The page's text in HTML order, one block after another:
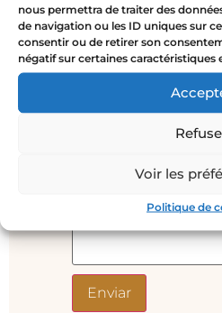
nous permettra de traiter des
de navigation ou les ID uniques sur
consentir ou de retirer son
négatif sur certaines caractéristiques
Voir les
Politique de
obligatorios están
Tu valoración*
Correo electrónico*